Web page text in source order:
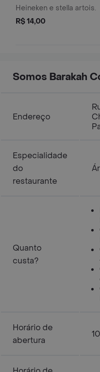
Heineken e stella artois.
R$ 14,00
Somos Barakah
Endereço
Especialidade
do
restaurante
Quanto
custa?
Horário de
abertura